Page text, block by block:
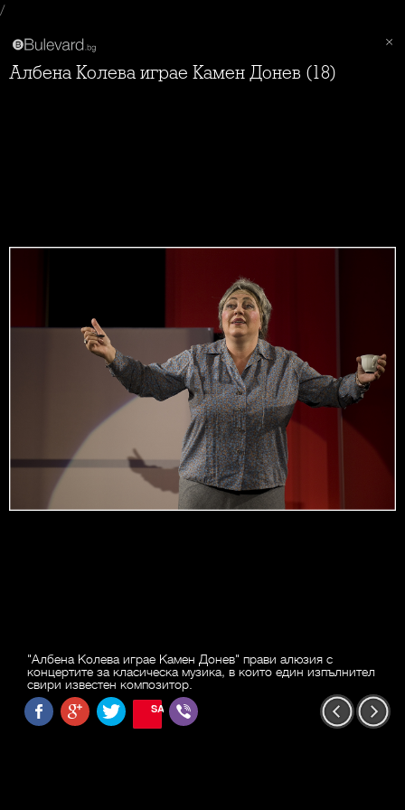
/
Албена Колева играе Камен Донев (18)
"Албена Колева играе Камен Донев" прави алюзия с
концертите за класическа музика, в които един изпълнител
свири известен композитор.
SAVE